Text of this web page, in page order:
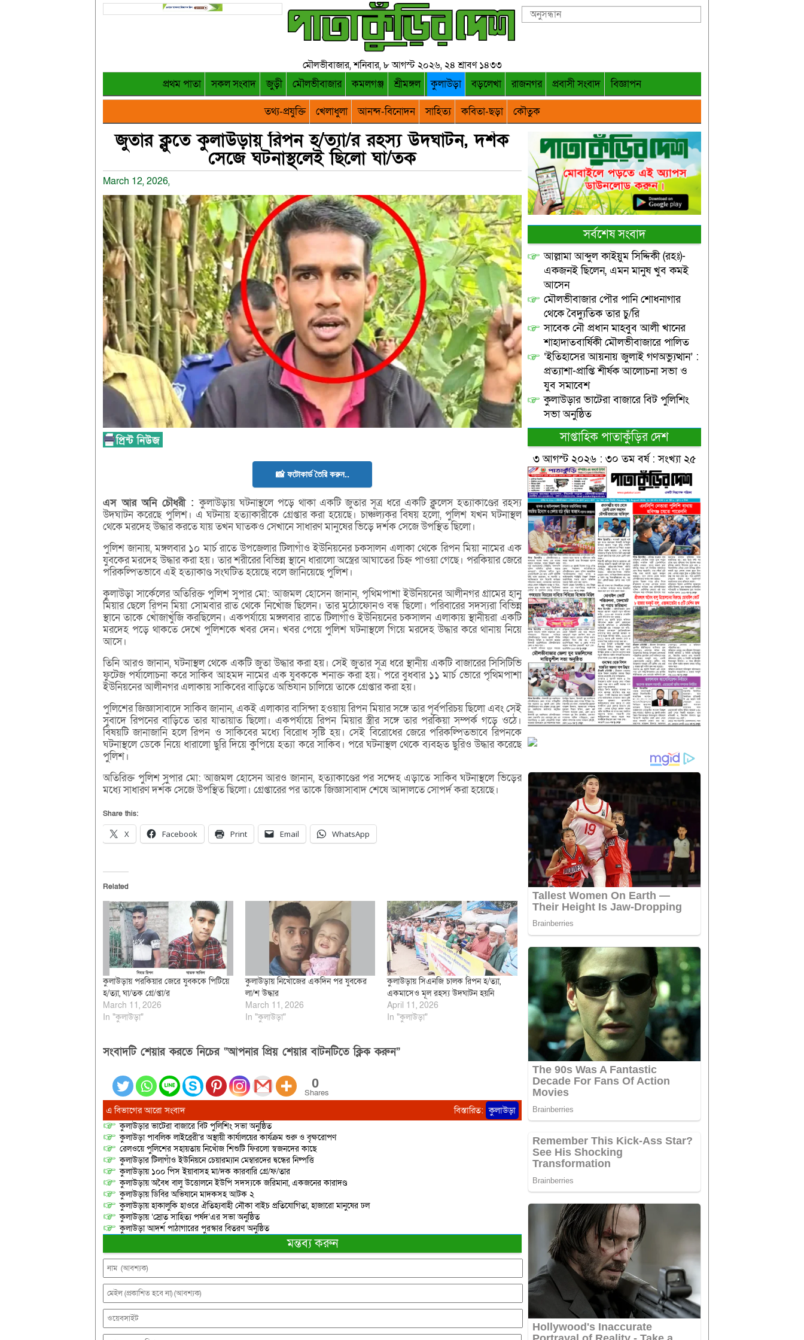
মৌলভীবাজার, শনিবার, ৮ আগস্ট ২০২৬, ২৪ শ্রাবণ ১৪৩৩
প্রথম পাতা সকল সংবাদ জুড়ী মৌলভীবাজার কমলগঞ্জ শ্রীমঙ্গল কুলাউড়া বড়লেখা রাজনগর প্রবাসী সংবাদ
বিজ্ঞাপন
তথ্য-প্রযুক্তি
খেলাধুলা আনন্দ-বিনোদন সাহিত্য কবিতা-ছড়া কৌতুক
জুতার ক্লুতে কুলাউড়ায় রিপন হ/ত্যা/র রহস্য উদঘাটন, দর্শক
সেজে ঘটনাস্থলেই ছিলো ঘা/তক
March 12, 2026,
📸 ফটোকার্ড তৈরি করুন..
এসআরঅনি চৌধরী :কুলাউড়ায় ঘটনাস্থলে পড়ে থাকা একটি জুতার সূত্র ধরে একটি ক্লুলেস হত্যাকাণ্ডের রহস্য
উদঘাটন করেছে পুলিশ। এ ঘটনায় হত্যাকারীকে গ্রেপ্তার করা হয়েছে। চাঞ্চল্যকর বিষয় হলো, পুলিশ যখন ঘটনাস্থল
থেকে মরদেহ উদ্ধার করতে যায় তখন ঘাতকও সেখানে সাধারণ মানুষের ভিড়ে দর্শক সেজে উপস্থিত ছিলো।
পুলিশ জানায়, মঙ্গলবার ১০ মার্চ রাতে উপজেলার টিলাগাঁও ইউনিয়নের চকসালন এলাকা থেকে রিপন মিয়া নামের এক
যুবকের মরদেহ উদ্ধার করা হয়। তার শরীরের বিভিন্ন স্থানে ধারালো অস্ত্রের আঘাতের চিহ্ন পাওয়া গেছে। পরকিয়ার জেরে
পরিকল্পিতভাবে এই হত্যাকাণ্ড সংঘটিত হয়েছে বলে জানিয়েছে পুলিশ।
কুলাউড়া সার্কেলের অতিরিক্ত পুলিশ সুপার মো: আজমল হোসেন জানান, পৃথিমপাশা ইউনিয়নের আলীনগর গ্রামের হানু
মিয়ার ছেলে রিপন মিয়া সোমবার রাত থেকে নিখোঁজ ছিলেন। তার মুঠোফোনও বন্ধ ছিলো। পরিবারের সদস্যরা বিভিন্ন
স্থানে তাকে খোঁজাখুঁজি করছিলেন। একপর্যায়ে মঙ্গলবার রাতে টিলাগাঁও ইউনিয়নের চকসালন এলাকায় স্থানীয়রা একটি
মরদেহ পড়ে থাকতে দেখে পুলিশকে খবর দেন। খবর পেয়ে পুলিশ ঘটনাস্থলে গিয়ে মরদেহ উদ্ধার করে থানায় নিয়ে
আসে।
তিনি আরও জানান, ঘটনাস্থল থেকে একটি জুতা উদ্ধার করা হয়। সেই জুতার সূত্র ধরে স্থানীয় একটি বাজারের সিসিটিভি
ফুটেজ পর্যালোচনা করে সাকিব আহমদ নামের এক যুবককে শনাক্ত করা হয়। পরে বুধবার ১১ মার্চ ভোরে পৃথিমপাশা
ইউনিয়নের আলীনগর এলাকায় সাকিবের বাড়িতে অভিযান চালিয়ে তাকে গ্রেপ্তার করা হয়।
পুলিশের জিজ্ঞাসাবাদে সাকিব জানান, একই এলাকার বাসিন্দা হওয়ায় রিপন মিয়ার সঙ্গে তার পূর্বপরিচয় ছিলো এবং সেই
সুবাদে রিপনের বাড়িতে তার যাতায়াত ছিলো। একপর্যায়ে রিপন মিয়ার স্ত্রীর সঙ্গে তার পরকিয়া সম্পর্ক গড়ে ওঠে।
বিষয়টি জানাজানি হলে রিপন ও সাকিবের মধ্যে বিরোধ সৃষ্টি হয়। সেই বিরোধের জেরে পরিকল্পিতভাবে রিপনকে
ঘটনাস্থলে ডেকে নিয়ে ধারালো ছুরি দিয়ে কুপিয়ে হত্যা করে সাকিব। পরে ঘটনাস্থল থেকে ব্যবহৃত ছুরিও উদ্ধার করেছে
পুলিশ।
অতিরিক্ত পুলিশ সুপার মো: আজমল হোসেন আরও জানান, হত্যাকাণ্ডের পর সন্দেহ এড়াতে সাকিব ঘটনাস্থলে ভিড়ের
মধ্যে সাধারণ দর্শক সেজে উপস্থিত ছিলো। গ্রেপ্তারের পর তাকে জিজ্ঞাসাবাদ শেষে আদালতে সোপর্দ করা হয়েছে।
Share this:
X Facebook Print Email WhatsApp
Related
কুলাউড়ায় পরকিয়ার জেরে যুবককে পিটিয়ে
হ/ত্যা, ঘা/তক গ্রে/প্তা/র
March 11, 2026
In "কুলাউড়া"
কুলাউড়ায় নিখোঁজের একদিন পর যুবকের
লা/শ উদ্ধার
March 11, 2026
In "কুলাউড়া"
কুলাউড়ায় সিএনজি চালক রিপন হ/ত্যা,
একমাসেও মূল রহস্য উদঘাটন হয়নি
April 11, 2026
In "কুলাউড়া"
সংবাদটি শেয়ার করতে নিচের “আপনার প্রিয় শেয়ার বাটনটিতে ক্লিক করুন”
0
Shares
এ বিভাগের আরো সংবাদ বিস্তারিত: কুলাউড়া
কুলাউড়ার ভাটেরা বাজারে বিট পুলিশিং সভা অনুষ্ঠিত
কুলাউড়া পাবলিক লাইব্রেরী’র অস্থায়ী কার্যালয়ের কার্যক্রম শুরু ও বৃক্ষরোপণ
রেলওয়ে পুলিশের সহায়তায় নিখোঁজ শিশুটি ফিরলো স্বজনদের কাছে
কুলাউড়ার টিলাগাঁও ইউনিয়নে চেয়ারম্যান মেম্বারদের দ্বন্ধের নিষ্পত্তি
কুলাউড়ায় ১০০ পিস ইয়াবাসহ মা/দক কারবারি গ্রে/ফ/তার
কুলাউড়ায় অবৈধ বালু উত্তোলনে ইউপি সদস্যকে জরিমানা, একজনের কারাদণ্ড
কুলাউড়ায় ডিবির অভিযানে মাদকসহ আটক ২
কুলাউড়ায় হাকালুকি হাওরে ঐতিহ্যবাহী নৌকা বাইচ প্রতিযোগিতা, হাজারো মানুষের ঢল
কুলাউড়ায় ‘স্রোত সাহিত্য পর্ষদ’এর সভা অনুষ্ঠিত
কুলাউড়া আদর্শ পাঠাগারের পুরস্কার বিতরণ অনুষ্ঠিত
মন্তব্য করুন
সর্বশেষ সংবাদ
আল্লামা আব্দুল কাইয়ুম সিদ্দিকী (রহঃ)-
একজনই ছিলেন, এমন মানুষ খুব কমই
আসেন
মৌলভীবাজার পৌর পানি শোধনাগার
থেকে বৈদ্যুতিক তার চু/রি
সাবেক নৌ প্রধান মাহবুব আলী খানের
শাহাদাতবার্ষিকী মৌলভীবাজারে পালিত
‘ইতিহাসের আয়নায় জুলাই গণঅভ্যুত্থান’ :
প্রত্যাশা-প্রাপ্তি শীর্ষক আলোচনা সভা ও
যুব সমাবেশ
কুলাউড়ার ভাটেরা বাজারে বিট পুলিশিং
সভা অনুষ্ঠিত
সাপ্তাহিক পাতাকুঁড়ির দেশ
৩ আগস্ট ২০২৬ : ৩০ তম বর্ষ : সংখ্যা ২৫